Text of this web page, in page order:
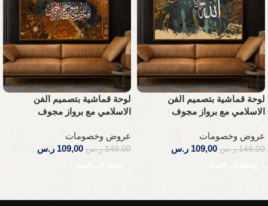
لوحة قماشية بتصميم الفن
الاسلامي مع برواز مجوف
عروض وخصومات
149,00 ر.س 109,00 ر.س
إضافة إلى السلة
لوحة قماشية بتصميم الفن
الاسلامي مع برواز مجوف
عروض وخصومات
149,00 ر.س 109,00 ر.س
إضافة إلى السلة
Read More